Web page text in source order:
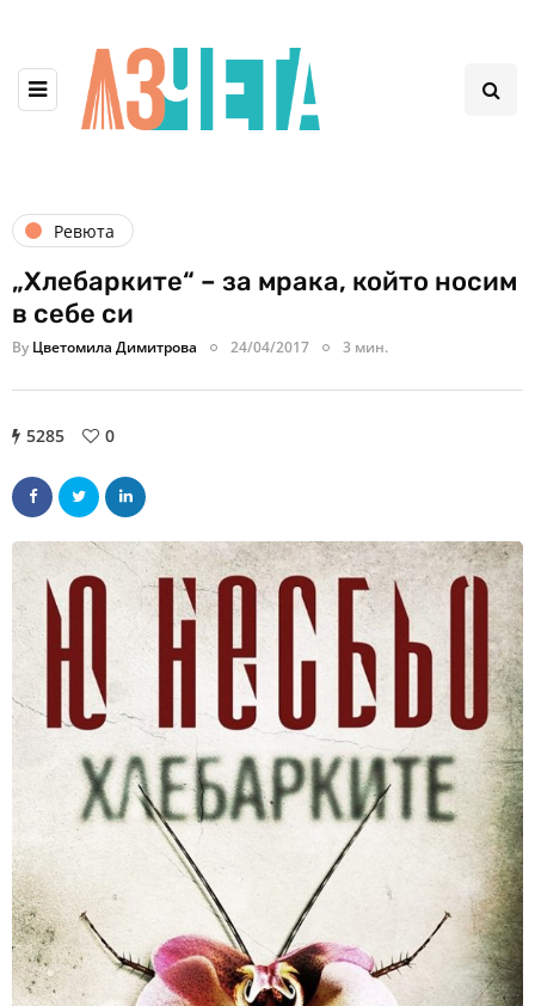
Ревюта
„Хлебарките“ – за мрака, който носим
в себе си
By Цветомила Димитрова 24/04/2017 3 мин.
5285 0